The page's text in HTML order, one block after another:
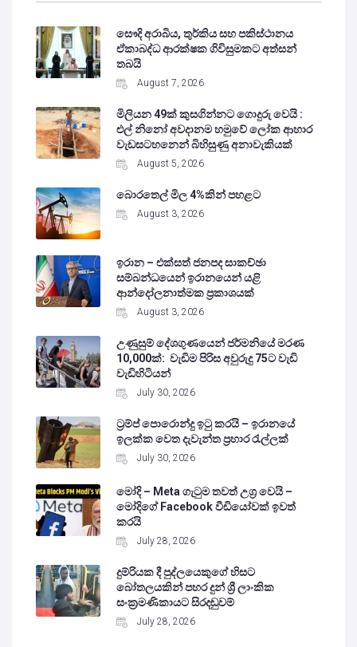
සෞදි අරාබිය, තුර්කිය සහ පකිස්ථානය
ඒකාබද්ධ ආරක්ෂක ගිවිසුමකට අත්සන්
තබයි
August 7, 2026
මිලියන 49ක් කුසගින්නට ගොදුරු වෙයි :
එල් නිනෝ අවදානම හමුවේ ලෝක ආහාර
වැඩසටහනෙන් බිහිසුණු අනාවැකියක්
August 5, 2026
බොරතෙල් මිල 4%කින් පහළට
August 3, 2026
ඉරාන – එක්සත් ජනපද සාකච්ඡා
සම්බන්ධයෙන් ඉරානයෙන් යළි
ආන්දෝලනාත්මක ප්‍රකාශයක්
August 3, 2026
උණුසුම් දේශගුණයෙන් ජර්මනියේ මරණ
10,000ක්: වැඩිම පිරිස අවුරුදු 75ට වැඩි
වැඩිහිටියන්
July 30, 2026
ට්‍රම්ප් පොරොන්දු ඉටු කරයි – ඉරානයේ
ඉලක්ක වෙත දැවැන්ත ප්‍රහාර රැල්ලක්
July 30, 2026
මෝදි – Meta ගැටුම තවත් උග්‍ර වෙයි –
මෝදිගේ Facebook වීඩියෝවක් ඉවත්
කරයි
July 28, 2026
දුම්රියක දී පුද්ලයෙකුගේ හිසට
බෝතලයකින් පහර දුන් ශ්‍රී ලාංකික
සංක්‍රමණිකායට සිරදඬුවම්
July 28, 2026